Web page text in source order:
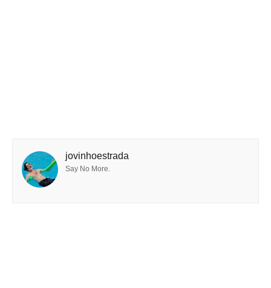
jovinhoestrada
Say No More.